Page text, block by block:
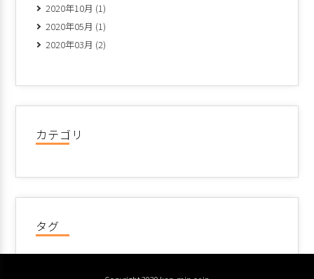
2020年10月 (1)
2020年05月 (1)
2020年03月 (2)
カテゴリ
タグ